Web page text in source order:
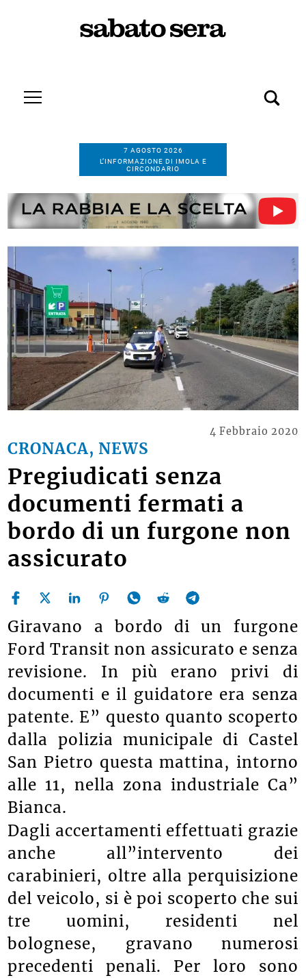
7 AGOSTO 2026
L’INFORMAZIONE DI IMOLA E
CIRCONDARIO
CRONACA, NEWS
4 Febbraio 2020
Pregiudicati senza
documenti fermati a
bordo di un furgone non
assicurato
Giravano a bordo di un furgone
Ford Transit non assicurato e senza
revisione. In più erano privi di
documenti e il guidatore era senza
patente. E” questo quanto scoperto
dalla polizia municipale di Castel
San Pietro questa mattina, intorno
alle 11, nella zona industriale Ca”
Bianca.
Dagli accertamenti effettuati grazie
anche all”intervento dei
carabinieri, oltre alla perquisizione
del veicolo, si è poi scoperto che sui
tre uomini, residenti nel
bolognese, gravano numerosi
precedenti penali. Per loro sono